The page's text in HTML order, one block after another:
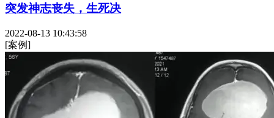
突发神志丧失，生死决
2022-08-13 10:43:58
[案例]